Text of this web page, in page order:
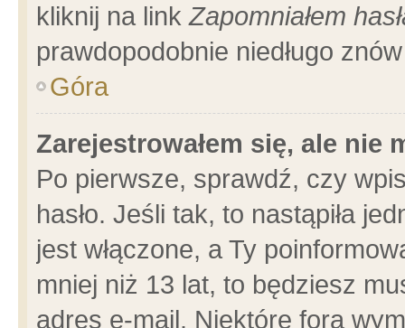
kliknij na linkZapomniałem
prawdopodobnie niedługo
Góra
Zarejestrowałem się, ale nie
Po pierwsze, sprawdź, czy
hasło. Jeśli tak, to nastąpiła
jest włączone, a Ty
mniej niż 13 lat, to będziesz
adres e-mail. Niektóre fora